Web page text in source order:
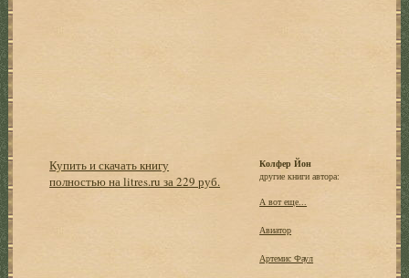
Купить и скачать книгу
полностью на litres.ru за 229 руб.
Колфер Йон
другие книги автора:
А вот еще...
Авиатор
Артемис Фаул